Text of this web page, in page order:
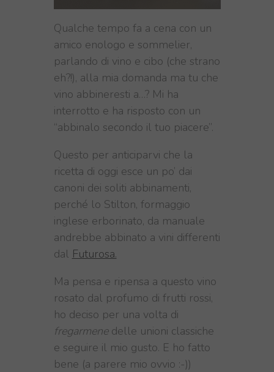
Qualche tempo fa a cena con un
amico enologo e sommelier,
parlando di vino e cibo (che strano
eh?!), alla mia domanda ma tu che
vino abbineresti a…? Mi ha
interrotto e ha risposto con un
“abbinalo secondo il tuo piacere”.
Questo per anticiparvi che la
ricetta di oggi esce un po’ dai
canoni dei soliti abbinamenti,
perché lo Stilton, formaggio
inglese erborinato, da manuale
andrebbe abbinato a vini differenti
dal Futurosa.
Ma pensa e ripensa a questo vino
rosato dal profumo di frutti rossi,
ho deciso per una volta di
fregarmenedelle unioni classiche
e seguire il mio gusto. E ho fatto
bene (a parere mio ovvio :-))